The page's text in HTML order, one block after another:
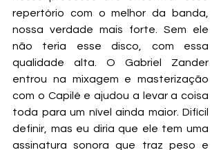
repertório com o melhor da banda,
nossa verdade mais forte. Sem ele
não teria esse disco, com essa
qualidade alta. O Gabriel Zander
entrou na mixagem e masterização
com o Capilé e ajudou a levar a coisa
toda para um nível ainda maior. Difícil
definir, mas eu diria que ele tem uma
assinatura sonora que traz peso e